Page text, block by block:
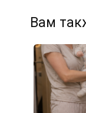
Вам